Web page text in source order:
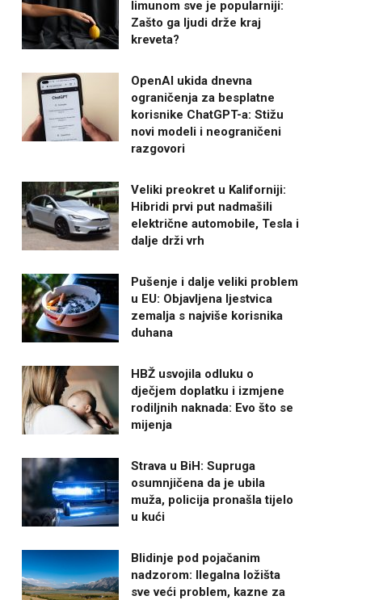
limunom sve je popularniji:
Zašto ga ljudi drže kraj
kreveta?
OpenAI ukida dnevna
ograničenja za besplatne
korisnike ChatGPT-a: Stižu
novi modeli i neograničeni
razgovori
Veliki preokret u Kaliforniji:
Hibridi prvi put nadmašili
električne automobile, Tesla i
dalje drži vrh
Pušenje i dalje veliki problem
u EU: Objavljena ljestvica
zemalja s najviše korisnika
duhana
HBŽ usvojila odluku o
dječjem doplatku i izmjene
rodiljnih naknada: Evo što se
mijenja
Strava u BiH: Supruga
osumnjičena da je ubila
muža, policija pronašla tijelo
u kući
Blidinje pod pojačanim
nadzorom: Ilegalna ložišta
sve veći problem, kazne za